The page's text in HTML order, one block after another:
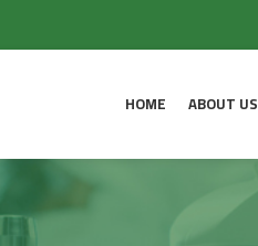
HOME ABOUT US